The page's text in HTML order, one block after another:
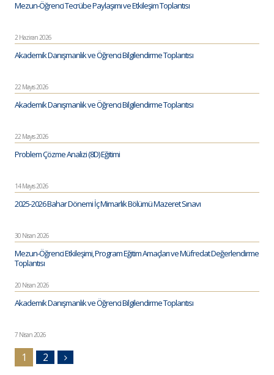
Mezun-Öğrenci Tecrübe Paylaşımı ve Etkileşim Toplantısı
2 Haziran 2026
Akademik Danışmanlık ve Öğrenci Bilgilendirme Toplantısı
22 Mayıs 2026
Akademik Danışmanlık ve Öğrenci Bilgilendirme Toplantısı
22 Mayıs 2026
Problem Çözme Analizi (8D) Eğitimi
14 Mayıs 2026
2025-2026 Bahar Dönemi İç Mimarlık Bölümü Mazeret Sınavı
30 Nisan 2026
Mezun-Öğrenci Etkileşimi, Program Eğitim Amaçları ve Müfredat Değerlendirme
Toplantısı
20 Nisan 2026
Akademik Danışmanlık ve Öğrenci Bilgilendirme Toplantısı
7 Nisan 2026
1 2